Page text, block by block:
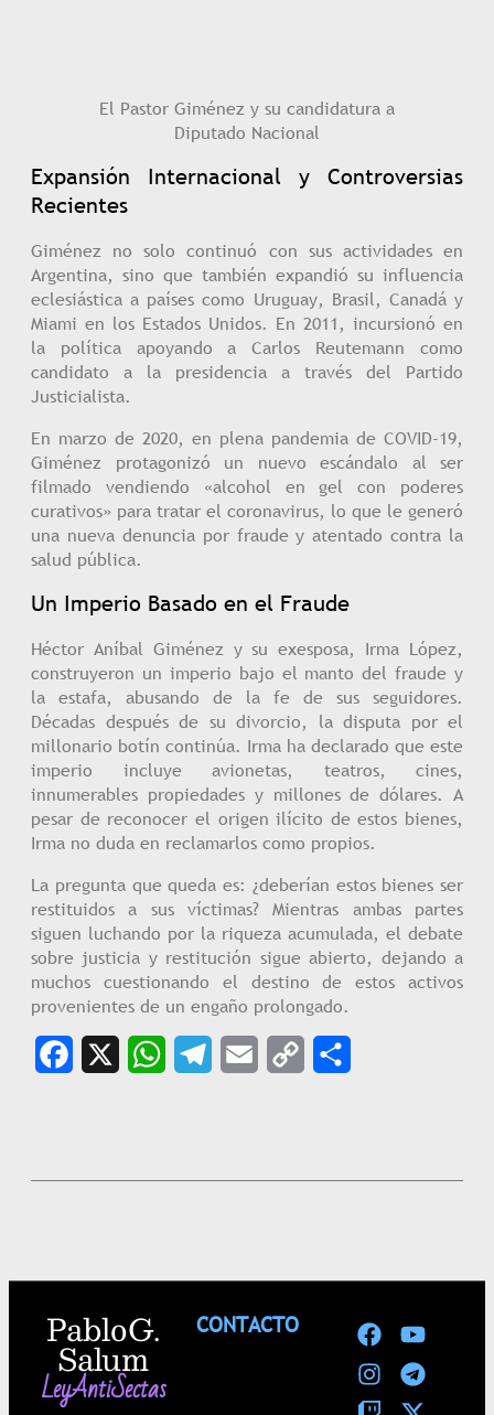
El Pastor Giménez y su candidatura a
Diputado Nacional
Expansión Internacional y Controversias
Recientes
Giménez no solo continuó con sus actividades en
Argentina, sino que también expandió su influencia
eclesiástica a países como Uruguay, Brasil, Canadá y
Miami en los Estados Unidos. En 2011, incursionó en
la política apoyando a Carlos Reutemann como
candidato a la presidencia a través del Partido
Justicialista.
En marzo de 2020, en plena pandemia de COVID-19,
Giménez protagonizó un nuevo escándalo al ser
filmado vendiendo «alcohol en gel con poderes
curativos» para tratar el coronavirus, lo que le generó
una nueva denuncia por fraude y atentado contra la
salud pública.
Un Imperio Basado en el Fraude
Héctor Aníbal Giménez y su exesposa, Irma López,
construyeron un imperio bajo el manto del fraude y
la estafa, abusando de la fe de sus seguidores.
Décadas después de su divorcio, la disputa por el
millonario botín continúa. Irma ha declarado que este
imperio incluye avionetas, teatros, cines,
innumerables propiedades y millones de dólares. A
pesar de reconocer el origen ilícito de estos bienes,
Irma no duda en reclamarlos como propios.
La pregunta que queda es: ¿deberían estos bienes ser
restituidos a sus víctimas? Mientras ambas partes
siguen luchando por la riqueza acumulada, el debate
sobre justicia y restitución sigue abierto, dejando a
muchos cuestionando el destino de estos activos
provenientes de un engaño prolongado.
Facebook
WhatsAppTelegramEmail
Copy
CONTACTO
Pablo G.
Salum
LeyAntiSectas